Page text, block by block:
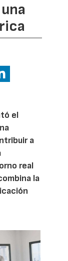
el
a
real
la